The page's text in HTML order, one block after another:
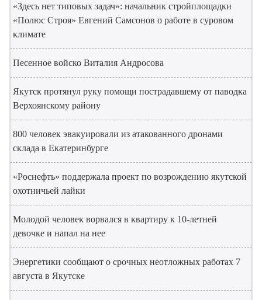
«Здесь нет типовых задач»: начальник стройплощадки
«Полюс Строя» Евгений Самсонов о работе в суровом
климате
Песенное войско Виталия Андросова
Якутск протянул руку помощи пострадавшему от паводка
Верхоянскому району
800 человек эвакуировали из атакованного дронами
склада в Екатеринбурге
«Роснефть» поддержала проект по возрождению якутской
охотничьей лайки
Молодой человек ворвался в квартиру к 10-летней
девочке и напал на нее
Энергетики сообщают о срочных неотложных работах 7
августа в Якутске